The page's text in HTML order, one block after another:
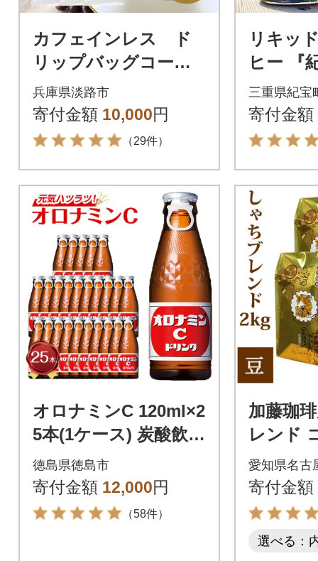
カフェインレス ド
リップバッグコーヒ
ー 淡路島アソートセ
ット 4種 50袋 飲
み比べ at14012
兵庫県淡路市
寄付金額 10,000円
（29件）
リキッ
ヒー 『
L×6本【
三重県紀宝
寄付金額
オロナミンC 120ml×2
5本(1ケース) 炭酸飲料
飲料 微炭酸【CA10
3】
徳島県徳島市
寄付金額 12,000円
（58件）
加藤珈
レンド
まま
愛知県名古
寄付金額
選べる：